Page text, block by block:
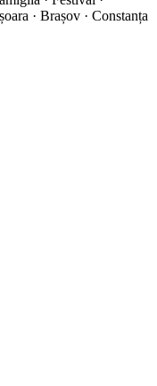
· Brașov · Constanța